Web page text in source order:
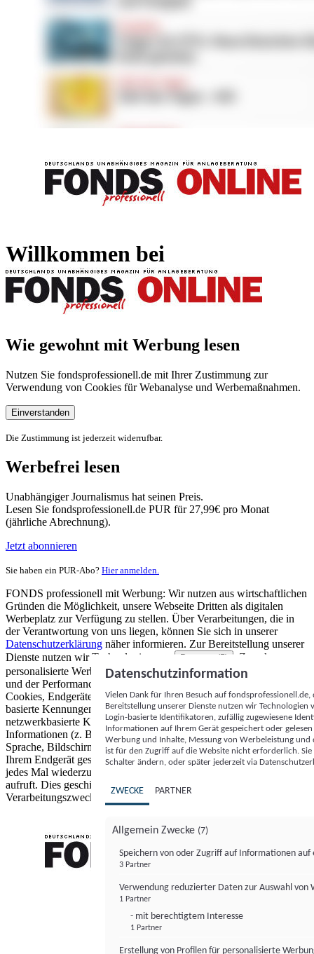
Willkommen bei
Wie gewohnt mit Werbung lesen
Nutzen Sie fondsprofessionell.de mit Ihrer Zustimmung zur
Verwendung von Cookies für Webanalyse und Werbemaßnahmen.
Einverstanden
Die Zustimmung ist jederzeit widerrufbar.
Werbefrei lesen
Unabhängiger Journalismus hat seinen Preis.
Lesen Sie fondsprofessionell.de PUR für 27,99€ pro Monat
(jährliche Abrechnung).
Jetzt abonnieren
Sie haben ein PUR-Abo? Hier anmelden.
FONDS professionell mit Werbung: Wir nutzen aus wirtschaftlichen
Gründen die Möglichkeit, unsere Webseite Dritten als digitalen
Werbeplatz zur Verfügung zu stellen. Über Verarbeitungen, die in
der Verantwortung von uns liegen, können Sie sich in unserer
Datenschutzerklärung näher informieren. Zur Bereitstellung unserer
Dienste nutzen wir Technologien von
Partnern (5)
. Zwecke:
personalisierte Werbung und Inhalte, Messung von Werbeleistung
und der Performance von Inhalten sowie Zielgruppenforschung.
Cookies, Endgeräte- oder ähnliche Online-Kennungen (z. B. login-
basierte Kennungen, zufällig generierte Kennungen,
netzwerkbasierte Kennungen) können zusammen mit anderen
Informationen (z. B. Browsertyp und Browserinformationen,
Sprache, Bildschirmgröße, unterstützte Technologien usw.) auf
Ihrem Endgerät gespeichert oder von dort ausgelesen werden, um es
jedes Mal wiederzuerkennen, wenn es eine App oder einer Webseite
aufruft. Dies geschieht für einen oder mehrere der hier aufgeführten
Verarbeitungszwecke.
Datenschutzinformation
Vielen Dank für Ihren Besuch auf
Bereitstellung unserer Dienste nutzen wir Technologien
Login-basierte Identifikatoren, zufällig zugewiesene
Informationen auf Ihrem Gerät gespeichert oder
Werbung und Inhalte, Messung von Werbeleistung
ist für den Zugriff auf die Website nicht erforderlich.
Schalter ändern, oder später jederzeit via
ZWECKE PARTNER
Allgemein Zwecke (7)
Speichern von oder Zugriff auf Informationen auf
3 Partner
Verwendung reduzierter Daten zur Auswahl von
1 Partner
- mit berechtigtem Interesse
1 Partner
Erstellung von Profilen für personalisierte
FONDS professionell